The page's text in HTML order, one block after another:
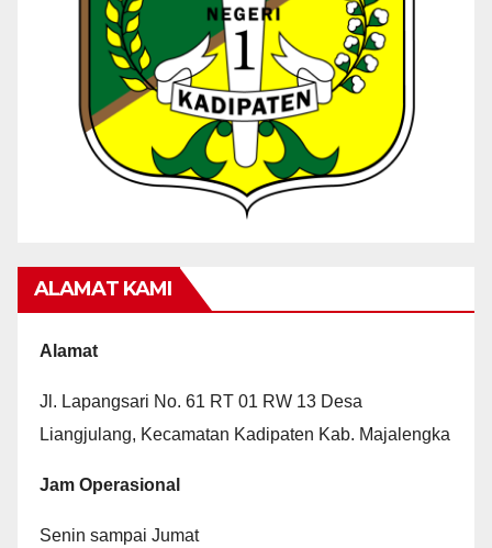
ALAMAT KAMI
Alamat
Jl. Lapangsari No. 61 RT 01 RW 13 Desa
Liangjulang, Kecamatan Kadipaten Kab. Majalengka
Jam Operasional
Senin sampai Jumat